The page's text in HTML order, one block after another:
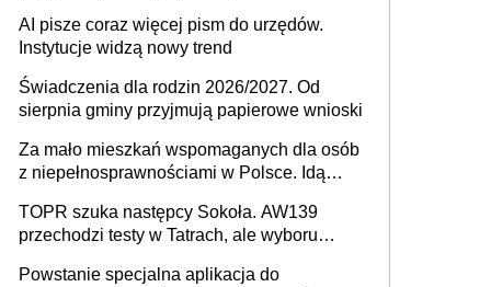
AI pisze coraz więcej pism do urzędów.
Instytucje widzą nowy trend
Świadczenia dla rodzin 2026/2027. Od
sierpnia gminy przyjmują papierowe wnioski
Za mało mieszkań wspomaganych dla osób
z niepełnosprawnościami w Polsce. Idą
TOPR szuka następcy Sokoła. AW139
przechodzi testy w Tatrach, ale wyboru
Powstanie specjalna aplikacja do